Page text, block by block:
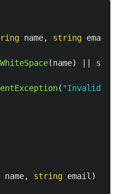
name, string email
(name)
( "Invalid
name, string email )